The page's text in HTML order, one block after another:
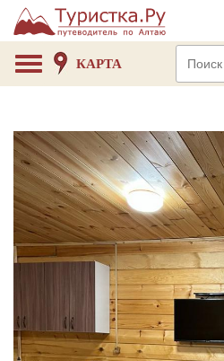
КАРТА